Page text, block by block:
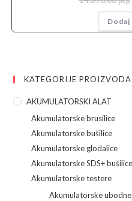
KATEGORIJE PROIZVODA
AKUMULATORSKI ALAT
Akumulatorske brusilice
Akumulatorske bušilice
Akumulatorske glodalice
Akumulatorske SDS+ bušilice
Akumulatorske testere
Akumulatorske